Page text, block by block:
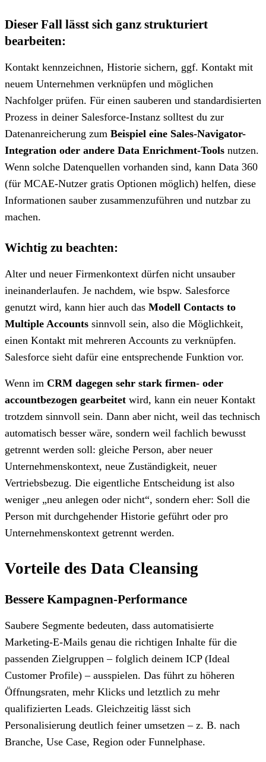
Dieser Fall lässt sich ganz strukturiert
bearbeiten:
Kontakt kennzeichnen, Historie sichern, ggf. Kontakt mit
neuem Unternehmen verknüpfen und möglichen
Nachfolger prüfen. Für einen sauberen und standardisierten
Prozess in deiner Salesforce-Instanz solltest du zur
Datenanreicherung zum Beispiel eine Sales-Navigator-
Integration oder andere Data Enrichment-Tools nutzen.
Wenn solche Datenquellen vorhanden sind, kann Data 360
(für MCAE-Nutzer gratis Optionen möglich) helfen, diese
Informationen sauber zusammenzuführen und nutzbar zu
machen.
Wichtig zu beachten:
Alter und neuer Firmenkontext dürfen nicht unsauber
ineinanderlaufen. Je nachdem, wie bspw. Salesforce
genutzt wird, kann hier auch das Modell Contacts to
Multiple Accounts sinnvoll sein, also die Möglichkeit,
einen Kontakt mit mehreren Accounts zu verknüpfen.
Salesforce sieht dafür eine entsprechende Funktion vor.
Wenn im CRM dagegen sehr stark firmen- oder
accountbezogen gearbeitet wird, kann ein neuer Kontakt
trotzdem sinnvoll sein. Dann aber nicht, weil das technisch
automatisch besser wäre, sondern weil fachlich bewusst
getrennt werden soll: gleiche Person, aber neuer
Unternehmenskontext, neue Zuständigkeit, neuer
Vertriebsbezug. Die eigentliche Entscheidung ist also
weniger „neu anlegen oder nicht“, sondern eher: Soll die
Person mit durchgehender Historie geführt oder pro
Unternehmenskontext getrennt werden.
Vorteile des Data Cleansing
Bessere Kampagnen-Performance
Saubere Segmente bedeuten, dass automatisierte
Marketing-E-Mails genau die richtigen Inhalte für die
passenden Zielgruppen – folglich deinem ICP (Ideal
Customer Profile) – ausspielen. Das führt zu höheren
Öffnungsraten, mehr Klicks und letztlich zu mehr
qualifizierten Leads. Gleichzeitig lässt sich
Personalisierung deutlich feiner umsetzen – z. B. nach
Branche, Use Case, Region oder Funnelphase.